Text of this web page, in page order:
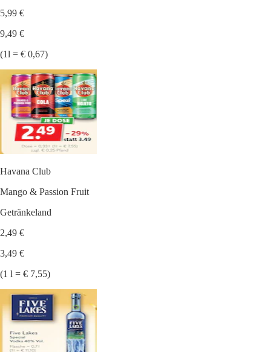
5,99 €
9,49 €
(1l = € 0,67)
Havana Club
Mango & Passion Fruit
Getränkeland
2,49 €
3,49 €
(1 l = € 7,55)